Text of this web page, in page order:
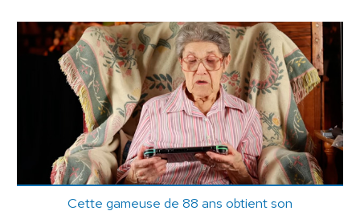
Cette gameuse de 88 ans obtient son